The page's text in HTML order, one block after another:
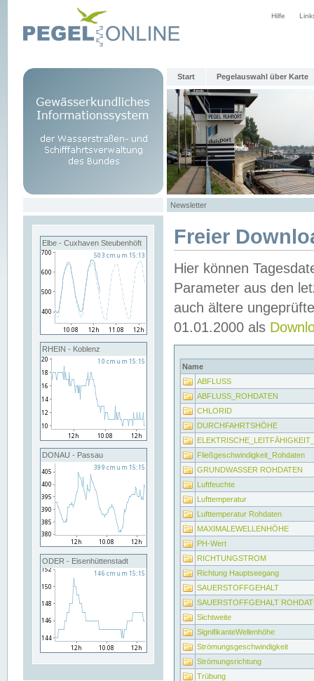
Hilfe
Start Pegelauswahl über Karte
Newsletter
Elbe - Cuxhaven Steubenhöft
RHEIN - Koblenz
DONAU - Passau
ODER - Eisenhüttenstadt
Freier
Hier können
Parameter aus den
auch ältere
01.01.2000 als
Name
ABFLUSS
ABFLUSS_ROHDATEN
CHLORID
DURCHFAHRTSHÖHE
Fließgeschwindigkeit_Rohdaten
GRUNDWASSER ROHDATEN
Luftfeuchte
Lufttemperatur
Lufttemperatur Rohdaten
MAXIMALEWELLENHÖHE
PH-Wert
RICHTUNGSTROM
Richtung Hauptseegang
SAUERSTOFFGEHALT
SAUERSTOFFGEHALT
Sichtweite
SignifikanteWellenhöhe
Strömungsgeschwindigkeit
Strömungsrichtung
Trübung